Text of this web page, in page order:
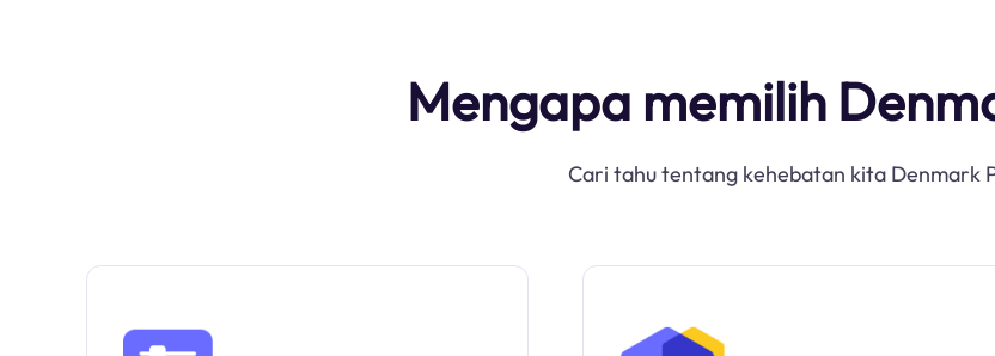
Mengapa memilih
Cari tahu tentang kehebatan kita Denmark